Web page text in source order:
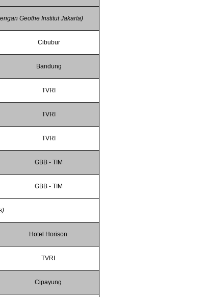
Geothe Institut Jakarta)
Cibubur
Bandung
TVRI
TVRI
TVRI
GBB - TIM
GBB - TIM
Hotel Horison
TVRI
Cipayung